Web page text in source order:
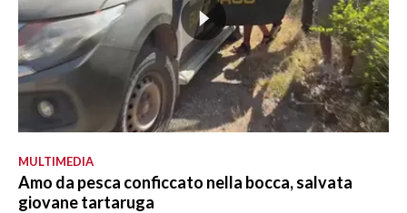
MULTIMEDIA
Amo da pesca conficcato nella bocca, salvata
giovane tartaruga